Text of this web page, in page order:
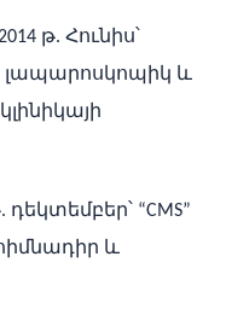
թ. Հունիս՝
լապարոսկոպիկ և
դեկտեմբեր՝ “CMS”
և